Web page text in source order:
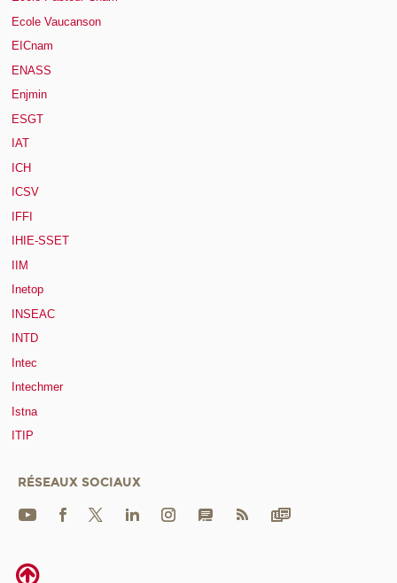
Ecole Vaucanson
EICnam
ENASS
Enjmin
ESGT
IAT
ICH
ICSV
IFFI
IHIE-SSET
IIM
Inetop
INSEAC
INTD
Intec
Intechmer
Istna
ITIP
RÉSEAUX SOCIAUX